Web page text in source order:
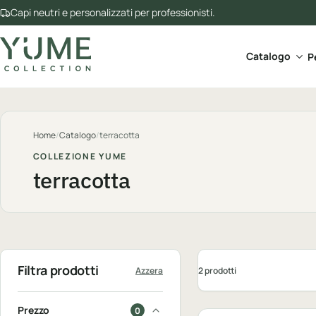
Capi neutri e personalizzati per professionisti.
Catalogo
Home/Catalogo/terracotta
COLLEZIONE YUME
terracotta
Filtra prodotti Azzera
Prezzo 0
2 prodotti
Personalizzabile